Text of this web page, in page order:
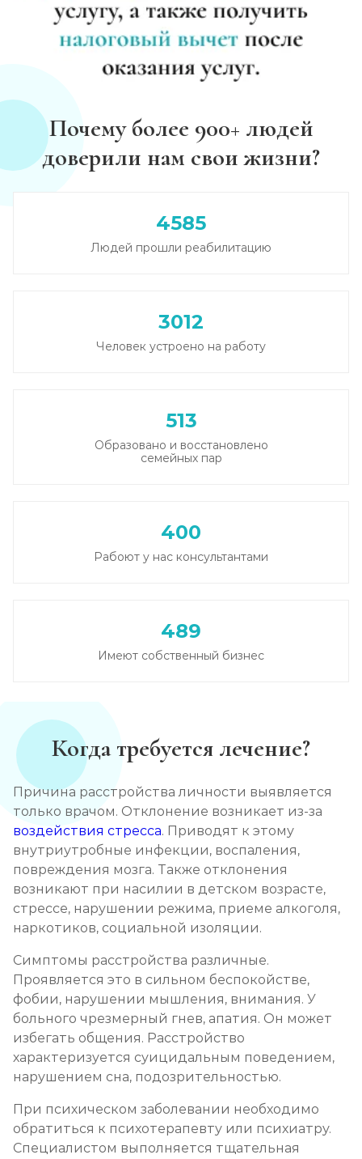
Почему более 900+ людей
доверили нам свои жизни?
4585
Людей прошли реабилитацию
3012
Человек устроено на работу
513
Образовано и восстановлено
семейных пар
400
Рабоют у нас консультантами
489
Имеют собственный бизнес
Когда требуется лечение?
Причина расстройства личности выявляется
только врачом. Отклонение возникает из-за
воздействия стресса. Приводят к этому
внутриутробные инфекции, воспаления,
повреждения мозга. Также отклонения
возникают при насилии в детском возрасте,
стрессе, нарушении режима, приеме алкоголя,
наркотиков, социальной изоляции.
Симптомы расстройства различные.
Проявляется это в сильном беспокойстве,
фобии, нарушении мышления, внимания. У
больного чрезмерный гнев, апатия. Он может
избегать общения. Расстройство
характеризуется суицидальным поведением,
нарушением сна, подозрительностью.
При психическом заболевании необходимо
обратиться к психотерапевту или психиатру.
Специалистом выполняется тщательная